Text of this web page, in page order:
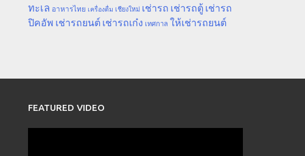
ทะเล อาหารไทย เครื่องดื่ม เชียงใหม่ เช่ารถ เช่ารถตู้ เช่ารถ
ปิคอัพ เช่ารถยนต์ เช่ารถเก๋ง เทศกาล ให้เช่ารถยนต์
FEATURED VIDEO